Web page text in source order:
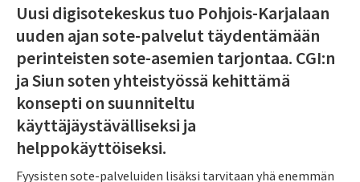
Uusi digisotekeskus tuo Pohjois-Karjalaan
uuden ajan sote-palvelut täydentämään
perinteisten sote-asemien tarjontaa. CGI:n
ja Siun soten yhteistyössä kehittämä
konsepti on suunniteltu
käyttäjäystävälliseksi ja
helppokäyttöiseksi.
Fyysisten sote-palveluiden lisäksi tarvitaan yhä enemmän